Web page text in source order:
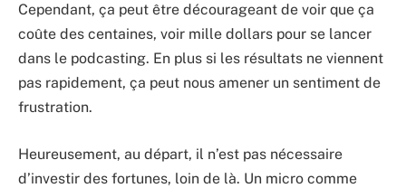
Cependant, ça peut être décourageant de voir que ça
coûte des centaines, voir mille dollars pour se lancer
dans le podcasting. En plus si les résultats ne viennent
pas rapidement, ça peut nous amener un sentiment de
frustration.
Heureusement, au départ, il n’est pas nécessaire
d’investir des fortunes, loin de là. Un micro comme